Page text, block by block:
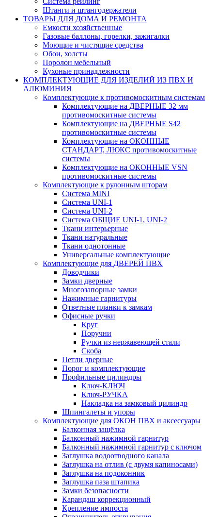
Штанги и штангодержатели
ТОВАРЫ ДЛЯ ДОМА И РЕМОНТА
Емкости хозяйственные
Газовые баллоны, горелки, зажигалки
Моющие и чистящие средства
Обои, холсты
Поролон мебельный
Кухоные принадлежности
КОМПЛЕКТУЮЩИЕ ДЛЯ ИЗДЕЛИЙ ИЗ ПВХ И
АЛЮМИНИЯ
Комплектующие к противомоскитным системам
Комплектующие на ДВЕРНЫЕ 32 мм
противомоскитные системы
Комплектующие на ДВЕРНЫЕ S42
противомоскитные системы
Комплектующие на ОКОННЫЕ
СТАНДАРТ, ЛЮКС противомоскитные
системы
Комплектующие на ОКОННЫЕ VSN
противомоскитные системы
Комплектующие к рулонным шторам
Система MINI
Система UNI-1
Система UNI-2
Система ОБЩИЕ UNI-1, UNI-2
Ткани интерьерные
Ткани натуральные
Ткани однотонные
Универсальные комплектующие
Комплектующие для ДВЕРЕЙ ПВХ
Доводчики
Замки дверные
Многозапорные замки
Нажимные гарнитуры
Ответные планки к замкам
Офисные ручки
Круг
Поручни
Ручки из нержавеющей стали
Скоба
Петли дверные
Порог и комплектующие
Профильные цилиндры
Ключ-КЛЮЧ
Ключ-РУЧКА
Накладка на замковый цилиндр
Шпингалеты и упоры
Комплектующие для ОКОН ПВХ и аксессуары
Балконная защёлка
Балконный нажимной гарнитур
Балконный нажимной гарнитур с ключом
Заглушка водоотводного канала
Заглушка на отлив (с двумя капиносами)
Заглушка на подоконник
Заглушка паза штапика
Замки безопасности
Карандаш коррекционный
Крепление импоста